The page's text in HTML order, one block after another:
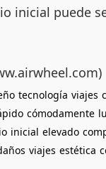
inicial puede
tecnología viajes
cómodamente
inicial elevado
viajes estética